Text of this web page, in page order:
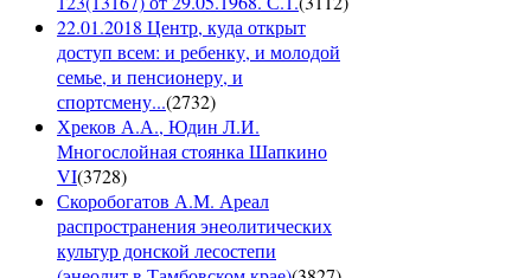
22.01.2018 Центр, куда открыт
доступ всем: и ребенку, и молодой
семье, и пенсионеру, и
спортсмену...(2732)
Хреков А.А., Юдин Л.И.
Многослойная стоянка Шапкино
VI(3728)
Скоробогатов А.М. Ареал
распространения энеолитических
культур донской лесостепи